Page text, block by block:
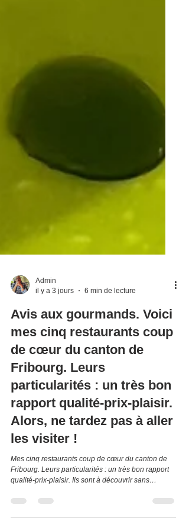
6 min de lecture
Avis aux gourmands. Voici
mes cinq restaurants coup
de cœur du canton de
Fribourg. Leurs
particularités : un très bon
rapport qualité-prix-plaisir.
Alors, ne tardez pas à aller
les visiter !
Mes cinq restaurants coup de cœur du canton de
qualité-prix-plaisir. Ils sont à découvrir sans